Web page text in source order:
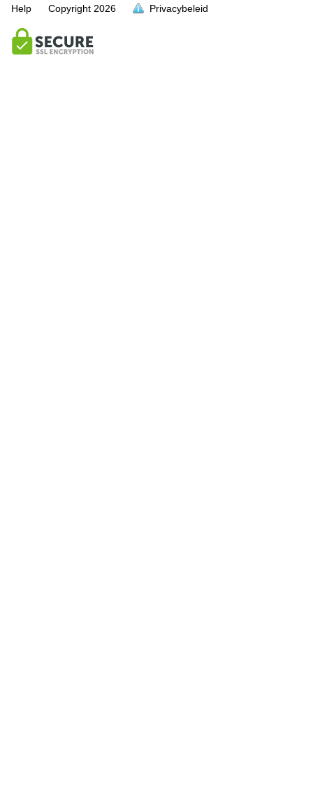
Help Copyright 2026 Privacybeleid